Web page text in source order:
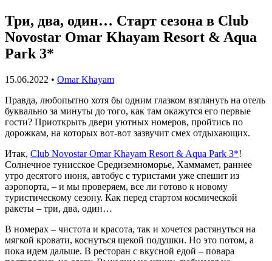
Три, два, один… Старт сезона в Club
Novostar Omar Khayam Resort & Aqua
Park 3*
15.06.2022 • Omar Khayam
Правда, любопытно хотя бы одним глазком взглянуть на отель
буквально за минуты до того, как там окажутся его первые
гости? Приоткрыть двери уютных номеров, пройтись по
дорожкам, на которых вот-вот зазвучит смех отдыхающих.
Итак, Club Novostar Omar Khayam Resort & Aqua Park 3*!
Солнечное тунисское Средиземноморье, Хаммамет, раннее
утро десятого июня, автобус с туристами уже спешит из
аэропорта, – и мы проверяем, все ли готово к новому
туристическому сезону. Как перед стартом космической
ракеты – три, два, один…
В номерах – чистота и красота, так и хочется растянуться на
мягкой кровати, коснуться щекой подушки. Но это потом, а
пока идем дальше. В ресторан с вкусной едой – повара